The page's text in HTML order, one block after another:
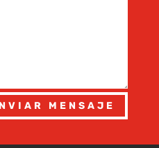
MENSAJE